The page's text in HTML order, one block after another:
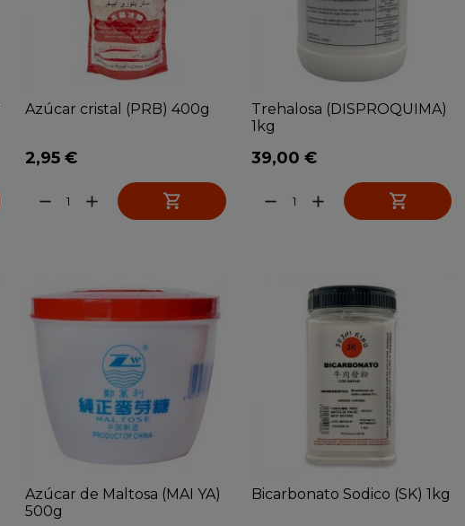
Azúcar cristal (PRB) 400g
2,95 €
remove add 
Trehalosa (DISPROQUIMA)
1kg
39,00 €
remove add 
Azúcar de Maltosa (MAI YA)
500g
Bicarbonato Sodico (SK) 1kg